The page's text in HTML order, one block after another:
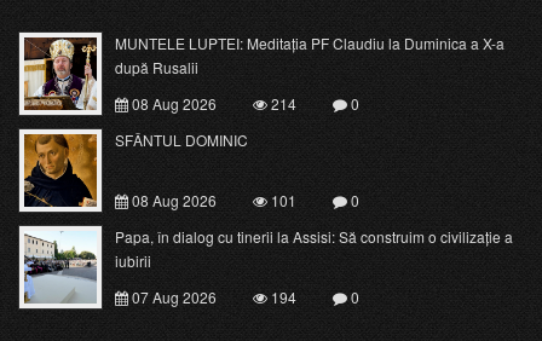
MUNTELE LUPTEI: Meditația PF Claudiu la Duminica a X-a
după Rusalii
08 Aug 2026
214
0
SFÂNTUL DOMINIC
08 Aug 2026 101
0
Papa, în dialog cu tinerii la Assisi: Să construim o civilizație a
iubirii
07 Aug 2026
194 0